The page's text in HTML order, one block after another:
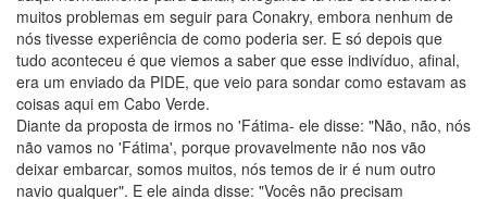
muitos problemas em seguir para Conakry, embora nenhum de
nós tivesse experiência de como poderia ser. E só depois que
tudo aconteceu é que viemos a saber que esse indivíduo, afinal,
era um enviado da PIDE, que veio para sondar como estavam as
coisas aqui em Cabo Verde.
Diante da proposta de irmos no 'Fátima- ele disse: "Não, não, nós
não vamos no 'Fátima', porque provavelmente não nos vão
deixar embarcar, somos muitos, nós temos de ir é num outro
navio qualquer". E ele ainda disse: "Vocês não precisam